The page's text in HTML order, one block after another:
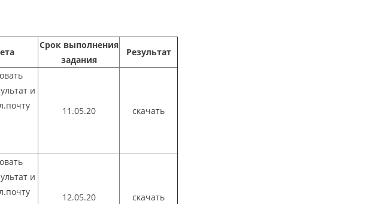
Срок выполнения
задания
Результат
и
11.05.20 скачать
и
12.05.20 скачать